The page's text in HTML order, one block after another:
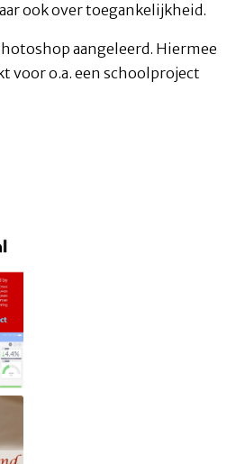
ook over toegankelijkheid.
aangeleerd. Hiermee
voor o.a. een schoolproject